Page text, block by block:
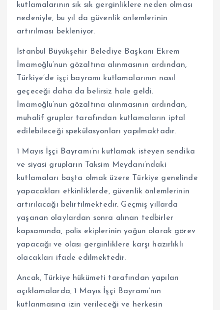
kutlamalarının sık sık gerginliklere neden olması
nedeniyle, bu yıl da güvenlik önlemlerinin
artırılması bekleniyor.
İstanbul Büyükşehir Belediye Başkanı Ekrem
İmamoğlu’nun gözaltına alınmasının ardından,
Türkiye’de işçi bayramı kutlamalarının nasıl
geçeceği daha da belirsiz hale geldi.
İmamoğlu’nun gözaltına alınmasının ardından,
muhalif gruplar tarafından kutlamaların iptal
edilebileceği spekülasyonları yapılmaktadır.
1 Mayıs İşçi Bayramı’nı kutlamak isteyen sendika
ve siyasi grupların Taksim Meydanı’ndaki
kutlamaları başta olmak üzere Türkiye genelinde
yapacakları etkinliklerde, güvenlik önlemlerinin
artırılacağı belirtilmektedir. Geçmiş yıllarda
yaşanan olaylardan sonra alınan tedbirler
kapsamında, polis ekiplerinin yoğun olarak görev
yapacağı ve olası gerginliklere karşı hazırlıklı
olacakları ifade edilmektedir.
Ancak, Türkiye hükümeti tarafından yapılan
açıklamalarda, 1 Mayıs İşçi Bayramı’nın
kutlanmasına izin verileceği ve herkesin